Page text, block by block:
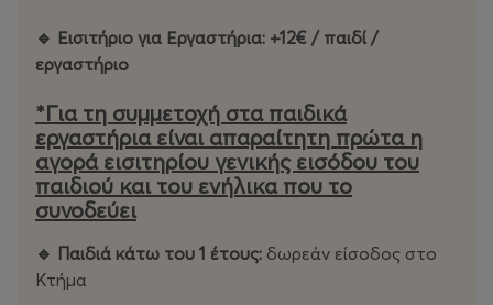
________________________________________
ΠΑΙΔΙA
Τιμή εργαστηρίων: 12€/παιδί/εργαστήριο(Διάρκεια 45
λεπτά)
🧢 Γκραφιτάδες 🖌️
Spray νερού, stencil, έντονα χρώματα και μεγάλες
🔹 Εισιτήριο για Εργαστήρια: +12€ / παιδί /
εργαστήριο
*Για τη συμμετοχή στα παιδικά
εργαστήρια είναι απαραίτητη πρώτα η
αγορά εισιτηρίου γενικής εισόδου του
παιδιού και του ενήλικα που το
συνοδεύει
🔹 Παιδιά κάτω του 1 έτους: δωρεάν είσοδος στο
Κτήμα